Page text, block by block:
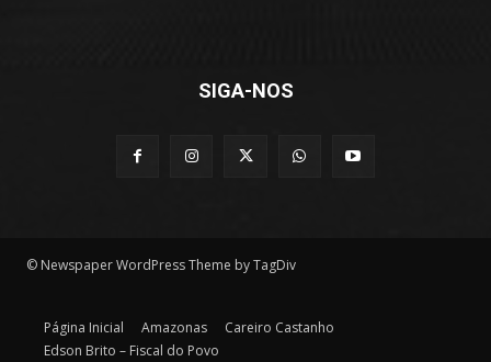
SIGA-NOS
© Newspaper WordPress Theme by TagDiv
Página Inicial Amazonas
Careiro Castanho
Edson Brito – Fiscal do Povo